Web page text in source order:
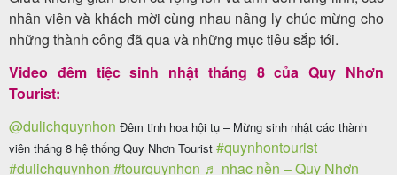
nhân viên và khách mời cùng nhau nâng ly chúc mừng cho
những thành công đã qua và những mục tiêu sắp tới.
Video đêm tiệc sinh nhật tháng 8 của Quy Nhơn
Tourist:
@dulichquynhon Đêm tinh hoa hội tụ – Mừng sinh nhật các thành
viên tháng 8 hệ thống Quy Nhơn Tourist #quynhontourist
#dulichquynhon #tourquynhon ♬ nhạc nền – Quy Nhơn